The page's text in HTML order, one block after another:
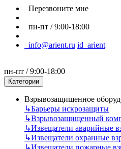
Перезвоните мне
пн-пт / 9:00-18:00
info@arient.ru id_arient
пн-пт / 9:00-18:00
Категории
Взрывозащищенное
↳Барьеры искрозащиты
↳Взрывозащищенный
↳Извещатели аварийные
↳Извещатели охранные
↳Извещатели пожарные